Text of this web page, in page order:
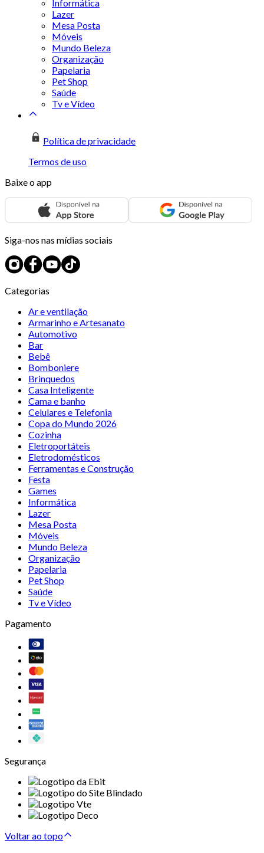
Informática
Lazer
Mesa Posta
Móveis
Mundo Beleza
Organização
Papelaria
Pet Shop
Saúde
Tv e Vídeo
Política de privacidade
Termos de uso
Baixe o app
Siga-nos nas mídias sociais
Categorias
Ar e ventilação
Armarinho e Artesanato
Automotivo
Bar
Bebê
Bomboniere
Brinquedos
Casa Inteligente
Cama e banho
Celulares e Telefonia
Copa do Mundo 2026
Cozinha
Eletroportáteis
Eletrodomésticos
Ferramentas e Construção
Festa
Games
Informática
Lazer
Mesa Posta
Móveis
Mundo Beleza
Organização
Papelaria
Pet Shop
Saúde
Tv e Vídeo
Pagamento
Segurança
Voltar ao topo